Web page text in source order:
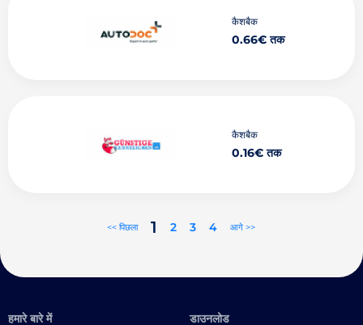
कैशबैक
0.66€ तक
कैशबैक
0.16€ तक
<< पिछला 1 2 3 4 आगे >>
हमारे बारे में डाउनलोड